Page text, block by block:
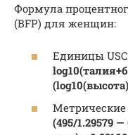
Формула
(BFP) для женщин:
Единицы
(495/1.29579